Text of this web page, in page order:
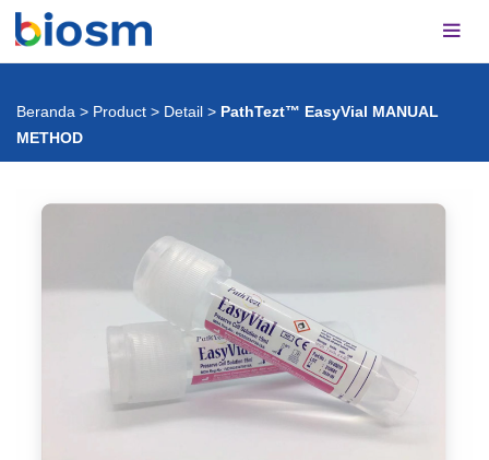
Beranda > Product > Detail > PathTezt™ EasyVial MANUAL
METHOD